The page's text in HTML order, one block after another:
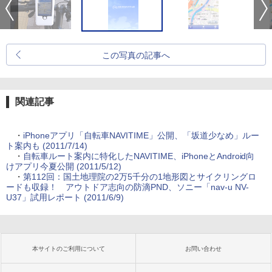
この写真の記事へ
関連記事
・ iPhoneアプリ「自転車NAVITIME」公開、「坂道少なめ」ルー
ト案内も (2011/7/14)
・ 自転車ルート案内に特化したNAVITIME、iPhoneとAndroid向
けアプリ今夏公開 (2011/5/12)
・ 第112回：国土地理院の2万5千分の1地形図とサイクリングロ
ードも収録！ アウトドア志向の防滴PND、ソニー「nav-u NV-
U37」試用レポート (2011/6/9)
本サイトのご利用について お問い合わせ